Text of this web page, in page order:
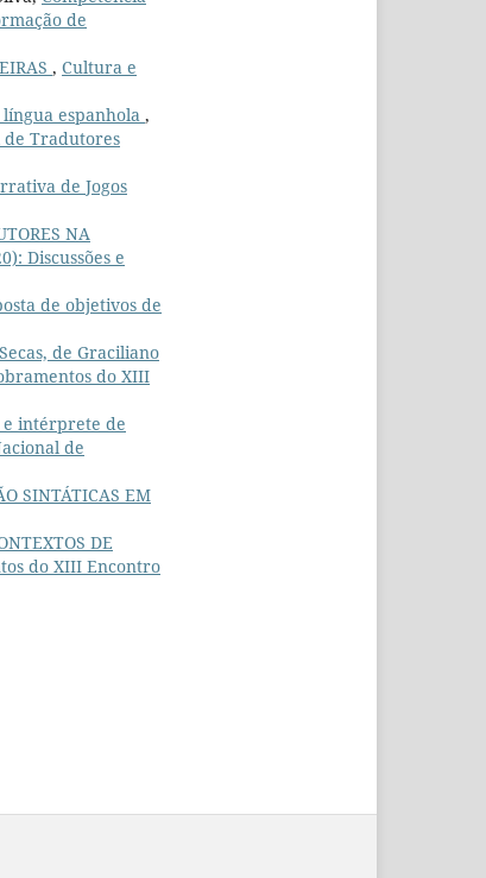
de
, Cultura e
espanhola ,
de Tradutores
de Jogos
NA
Discussões e
de objetivos de
de Graciliano
do XIII
e intérprete de
de
SINTÁTICAS EM
DE
do XIII Encontro